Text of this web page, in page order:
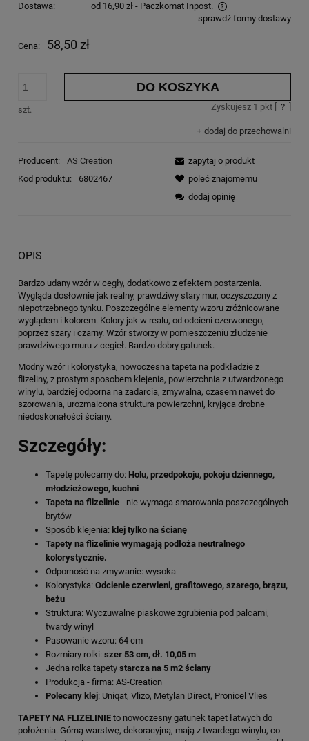
Dostawa:
od 16,90 zł - Paczkomat Inpost.
sprawdź formy dostawy
Cena: 58,50 zł
szt.
DO KOSZYKA
Zyskujesz 1 pkt [ ?
dodaj do przechowalni
Producent:
AS Creation
Kod produktu:
6802467
zapytaj o produkt
poleć znajomemu
dodaj opinię
OPIS
Bardzo udany wzór w cegły, dodatkowo z efektem postarzenia.
Wygląda dosłownie jak realny, prawdziwy stary mur, oczyszczony z
niepotrzebnego tynku. Poszczególne elementy wzoru zróżnicowane
wyglądem i kolorem. Kolory jak w realu, od odcieni czerwonego,
poprzez szary i czarny. Wzór stworzy w pomieszczeniu złudzenie
prawdziwego muru z cegieł. Bardzo dobry gatunek.
Modny wzór i kolorystyka, nowoczesna tapeta na podkładzie z
flizeliny, z prostym sposobem klejenia, powierzchnia z utwardzonego
winylu, bardziej odporna na zadarcia, zmywalna, czasem nawet do
szorowania, urozmaicona struktura powierzchni, kryjąca drobne
niedoskonałości ściany.
Szczegóły:
Tapetę polecamy do: Holu, przedpokoju, pokoju dziennego,
młodzieżowego, kuchni
Tapeta na flizelinie - nie wymaga smarowania poszczególnych
brytów
Sposób klejenia: klej tylko na ścianę
Tapety na flizelinie wymagają podłoża neutralnego
kolorystycznie.
Odporność na zmywanie: wysoka
Kolorystyka: Odcienie czerwieni, grafitowego, szarego, brązu,
beżu
Struktura: Wyczuwalne piaskowe zgrubienia pod palcami,
twardy winyl
Pasowanie wzoru: 64 cm
Rozmiary rolki: szer 53 cm, dł. 10,05 m
Jedna rolka tapety starcza na 5 m2 ściany
Produkcja - firma: AS-Creation
Polecany klej: Uniqat, Vlizo, Metylan Direct, Pronicel Vlies
TAPETY NA FLIZELINIE to nowoczesny gatunek tapet łatwych do
położenia. Górną warstwę, dekoracyjną, mają z twardego winylu, co